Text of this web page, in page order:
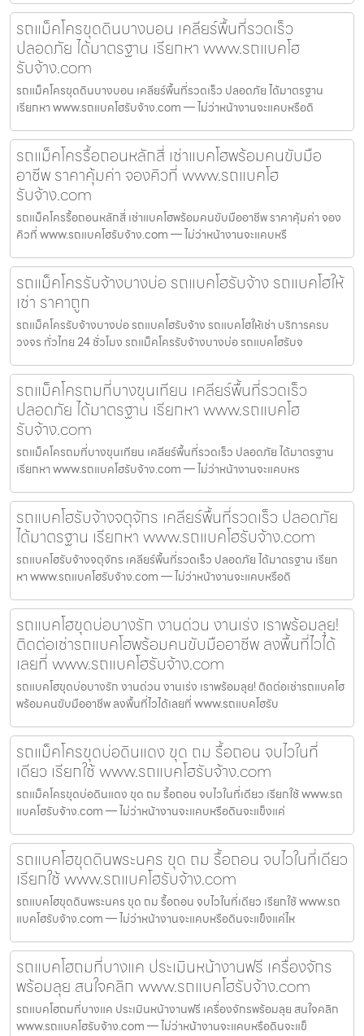
รถแม็คโครขุดดินบางบอน เคลียร์พื้นที่รวดเร็ว
ปลอดภัย ได้มาตรฐาน เรียกหา www.รถแบคโฮ
รับจ้าง.com
รถแม็คโครขุดดินบางบอน เคลียร์พื้นที่รวดเร็ว ปลอดภัย ได้มาตรฐาน
เรียกหา www.รถแบคโฮรับจ้าง.com — ไม่ว่าหน้างานจะแคบหรือดิ
รถแม็คโครรื้อถอนหลักสี่ เช่าแบคโฮพร้อมคนขับมือ
อาชีพ ราคาคุ้มค่า จองคิวที่ www.รถแบคโฮ
รับจ้าง.com
รถแม็คโครรื้อถอนหลักสี่ เช่าแบคโฮพร้อมคนขับมืออาชีพ ราคาคุ้มค่า จอง
คิวที่ www.รถแบคโฮรับจ้าง.com — ไม่ว่าหน้างานจะแคบหรื
รถแม็คโครรับจ้างบางบ่อ รถแบคโฮรับจ้าง รถแบคโฮให้
เช่า ราคาถูก
รถแม็คโครรับจ้างบางบ่อ รถแบคโฮรับจ้าง รถแบคโฮให้เช่า บริการครบ
วงจร ทั่วไทย 24 ชั่วโมง รถแม็คโครรับจ้างบางบ่อ รถแบคโฮรับจ
รถแม็คโครถมที่บางขุนเทียน เคลียร์พื้นที่รวดเร็ว
ปลอดภัย ได้มาตรฐาน เรียกหา www.รถแบคโฮ
รับจ้าง.com
รถแม็คโครถมที่บางขุนเทียน เคลียร์พื้นที่รวดเร็ว ปลอดภัย ได้มาตรฐาน
เรียกหา www.รถแบคโฮรับจ้าง.com — ไม่ว่าหน้างานจะแคบหร
รถแบคโฮรับจ้างจตุจักร เคลียร์พื้นที่รวดเร็ว ปลอดภัย
ได้มาตรฐาน เรียกหา www.รถแบคโฮรับจ้าง.com
รถแบคโฮรับจ้างจตุจักร เคลียร์พื้นที่รวดเร็ว ปลอดภัย ได้มาตรฐาน เรียก
หา www.รถแบคโฮรับจ้าง.com — ไม่ว่าหน้างานจะแคบหรือดิ
รถแบคโฮขุดบ่อบางรัก งานด่วน งานเร่ง เราพร้อมลุย!
ติดต่อเช่ารถแบคโฮพร้อมคนขับมืออาชีพ ลงพื้นที่ไวได้
เลยที่ www.รถแบคโฮรับจ้าง.com
รถแบคโฮขุดบ่อบางรัก งานด่วน งานเร่ง เราพร้อมลุย! ติดต่อเช่ารถแบคโฮ
พร้อมคนขับมืออาชีพ ลงพื้นที่ไวได้เลยที่ www.รถแบคโฮรับ
รถแม็คโครขุดบ่อดินแดง ขุด ถม รื้อถอน จบไวในที่
เดียว เรียกใช้ www.รถแบคโฮรับจ้าง.com
รถแม็คโครขุดบ่อดินแดง ขุด ถม รื้อถอน จบไวในที่เดียว เรียกใช้ www.รถ
แบคโฮรับจ้าง.com — ไม่ว่าหน้างานจะแคบหรือดินจะแข็งแค่
รถแบคโฮขุดดินพระนคร ขุด ถม รื้อถอน จบไวในที่เดียว
เรียกใช้ www.รถแบคโฮรับจ้าง.com
รถแบคโฮขุดดินพระนคร ขุด ถม รื้อถอน จบไวในที่เดียว เรียกใช้ www.รถ
แบคโฮรับจ้าง.com — ไม่ว่าหน้างานจะแคบหรือดินจะแข็งแค่ไห
รถแบคโฮถมที่บางแค ประเมินหน้างานฟรี เครื่องจักร
พร้อมลุย สนใจคลิก www.รถแบคโฮรับจ้าง.com
รถแบคโฮถมที่บางแค ประเมินหน้างานฟรี เครื่องจักรพร้อมลุย สนใจคลิก
www.รถแบคโฮรับจ้าง.com — ไม่ว่าหน้างานจะแคบหรือดินจะแข็